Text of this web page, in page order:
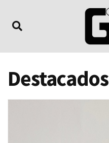
Destacados